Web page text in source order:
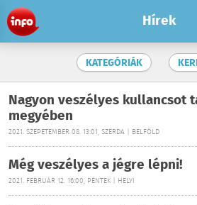
Hírek
KATEGÓRIÁK
Nagyon veszélyes kullancsot
megyében
2021. SZEPETEMBER 08. 13:01, SZERDA | BELFÖLD
Még veszélyes a jégre lépni!
2021. FEBRUÁR 12. 16:00, PÉNTEK | HELYI